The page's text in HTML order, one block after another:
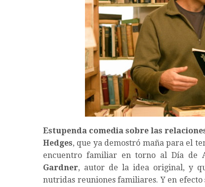
Estupenda comedia sobre las
Hedges, que ya demostró maña para el
encuentro familiar en torno al Día de
Gardner, autor de la idea original, y
nutridas reuniones familiares. Y en efecto